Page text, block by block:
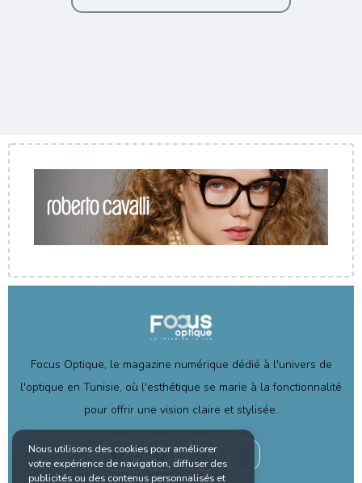
Focus Optique, le magazine numérique dédié à l'univers de
l'optique en Tunisie, où l'esthétique se marie à la fonctionnalité
pour offrir une vision claire et stylisée.
Nous utilisons des cookies pour améliorer
votre expérience de navigation, diffuser des
publicités ou des contenus personnalisés et